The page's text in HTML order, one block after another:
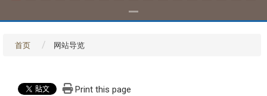
首页 网站导览
Print this page